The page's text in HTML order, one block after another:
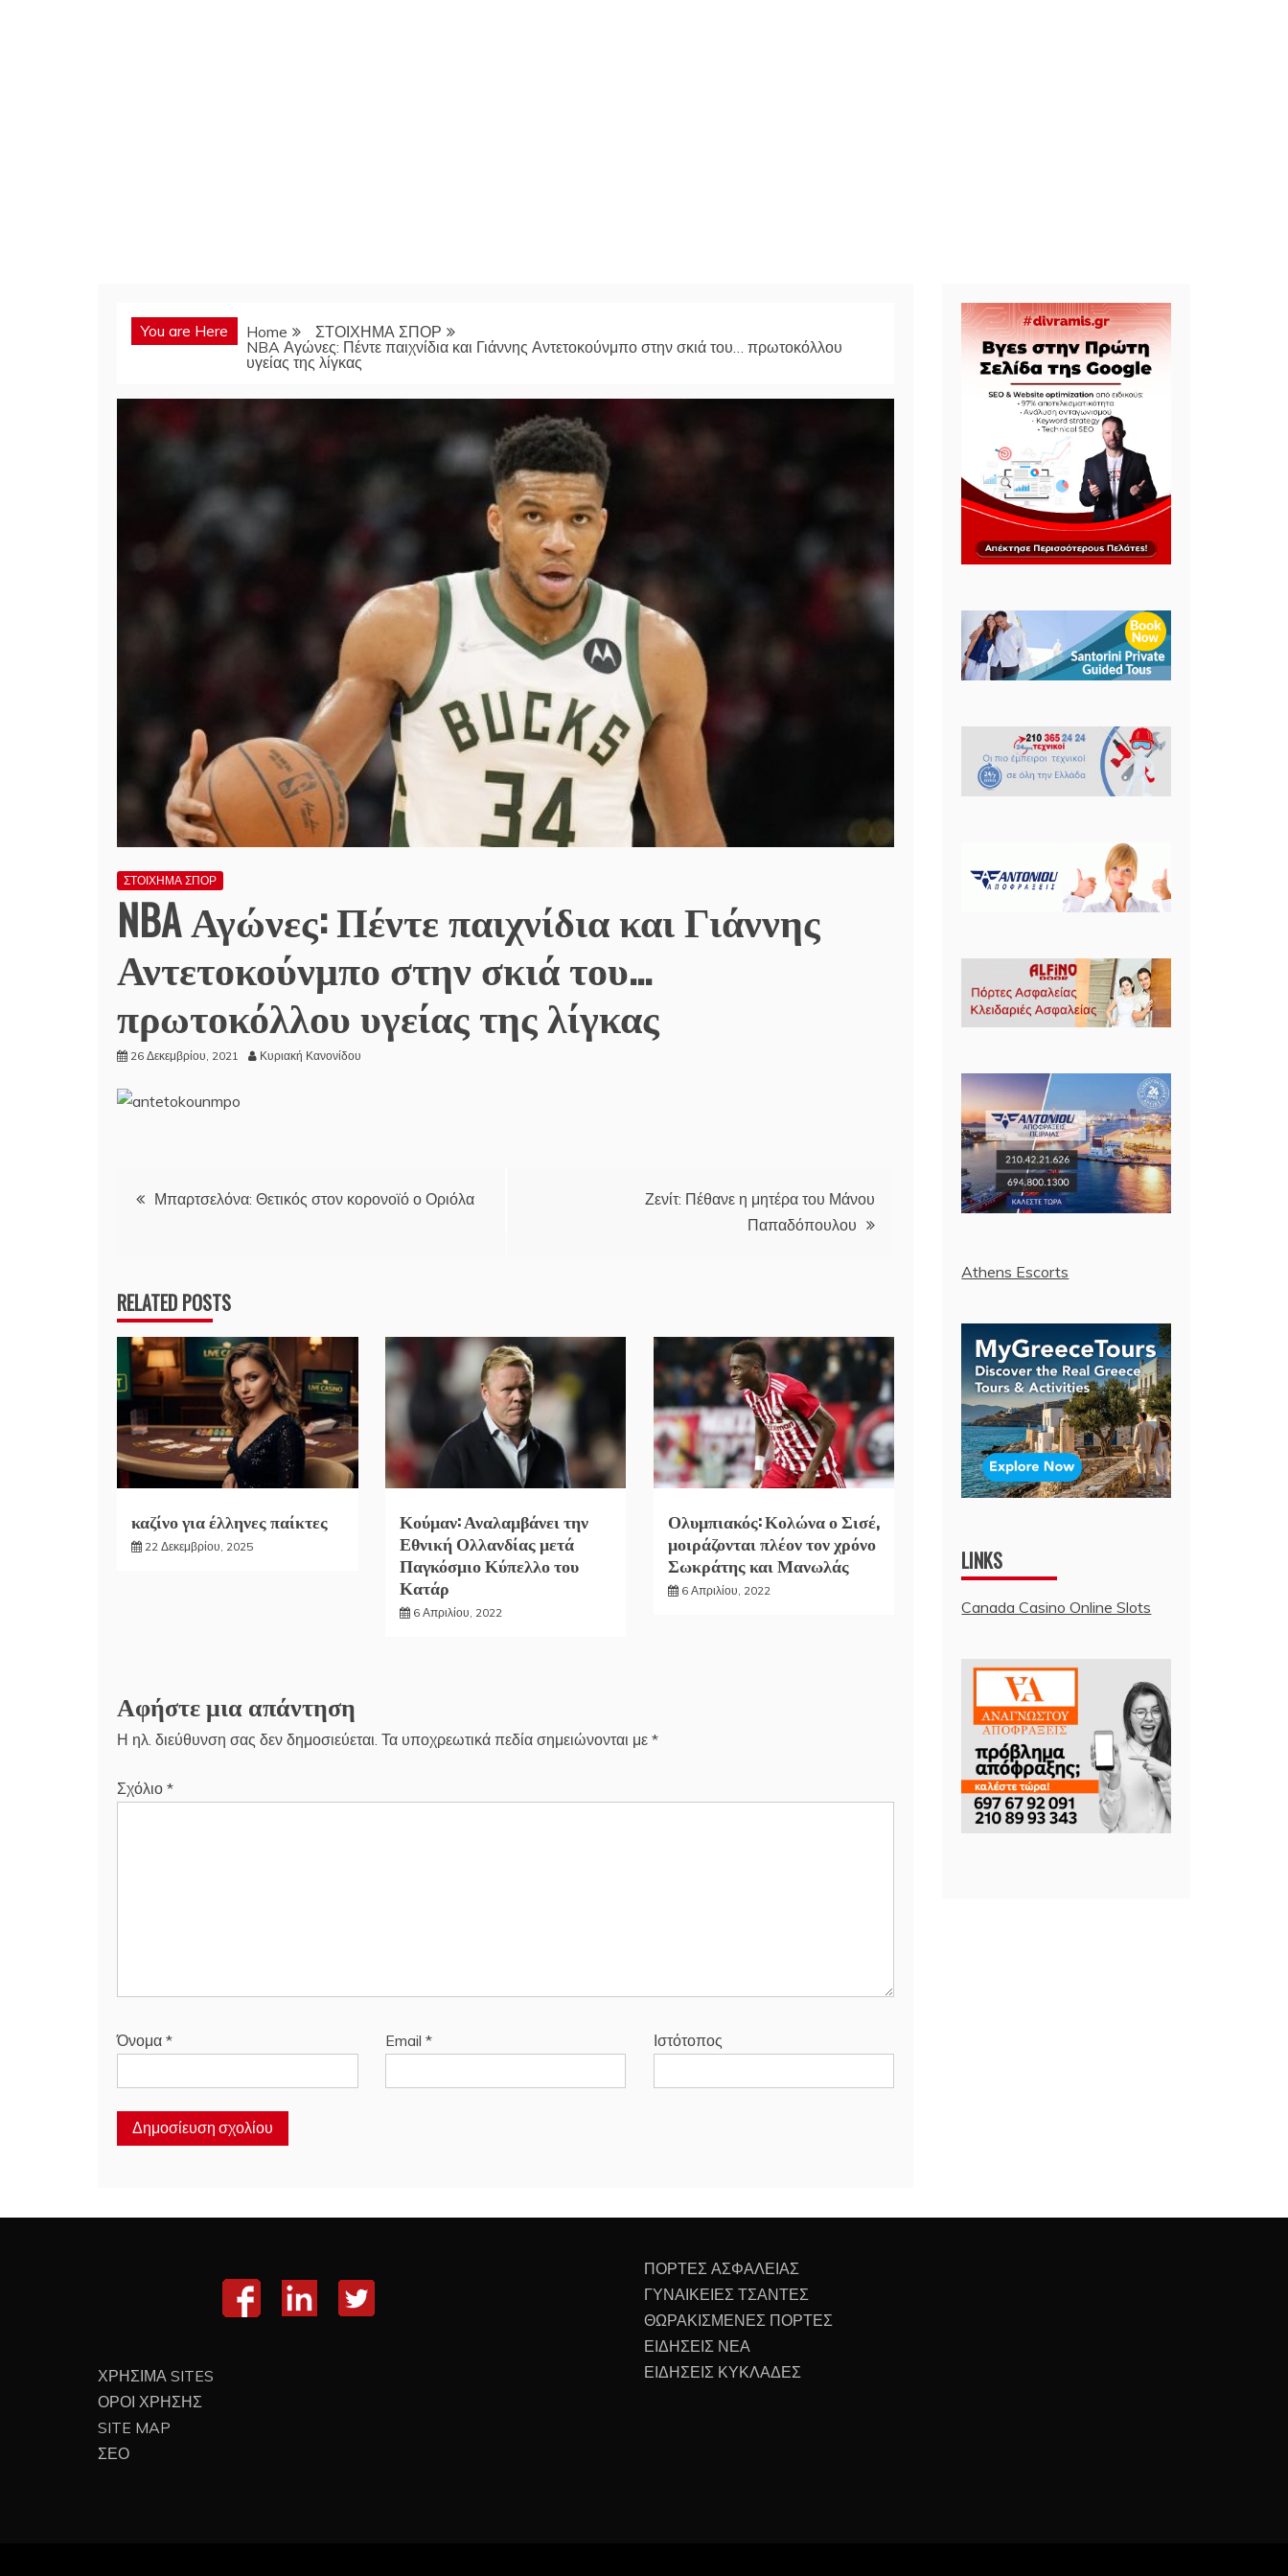
You are Here Home
ΣΤΟΙΧΗΜΑ ΣΠΟΡ
NBA Αγώνες: Πέντε παιχνίδια και Γιάννης Αντετοκούνμπο στην σκιά του… πρωτοκόλλου
υγείας της λίγκας
ΣΤΟΙΧΗΜΑ ΣΠΟΡ
NBA Αγώνες: Πέντε παιχνίδια και Γιάννης
Αντετοκούνμπο στην σκιά του…
πρωτοκόλλου υγείας της λίγκας
26 Δεκεμβρίου, 2021 Κυριακή Κανονίδου
Πλοήγηση
Μπαρτσελόνα: Θετικός στον κορονοϊό ο Οριόλα
Ζενίτ: Πέθανε η μητέρα του Μάνου
Παπαδόπουλου
RELATED POSTS
καζίνο για έλληνες παίκτες
22 Δεκεμβρίου, 2025
Κούμαν: Αναλαμβάνει την
Εθνική Ολλανδίας μετά
Παγκόσμιο Κύπελλο του
Κατάρ
6 Απριλίου, 2022
Ολυμπιακός: Κολώνα ο Σισέ,
μοιράζονται πλέον τον χρόνο
Σωκράτης και Μανωλάς
6 Απριλίου, 2022
Αφήστε μια απάντηση
Η ηλ. διεύθυνση σας δεν δημοσιεύεται. Τα υποχρεωτικά πεδία σημειώνονται με *
Σχόλιο *
Όνομα * Email * Ιστότοπος
Athens Escorts
LINKS
Canada Casino Online Slots
ΧΡΗΣΙΜΑ SITES
ΟΡΟΙ ΧΡΗΣΗΣ
SITE MAP
ΣΕΟ
ΠΟΡΤΕΣ ΑΣΦΑΛΕΙΑΣ
ΓΥΝΑΙΚΕΙΕΣ ΤΣΑΝΤΕΣ
ΘΩΡΑΚΙΣΜΕΝΕΣ ΠΟΡΤΕΣ
ΕΙΔΗΣΕΙΣ ΝΕΑ
ΕΙΔΗΣΕΙΣ ΚΥΚΛΑΔΕΣ